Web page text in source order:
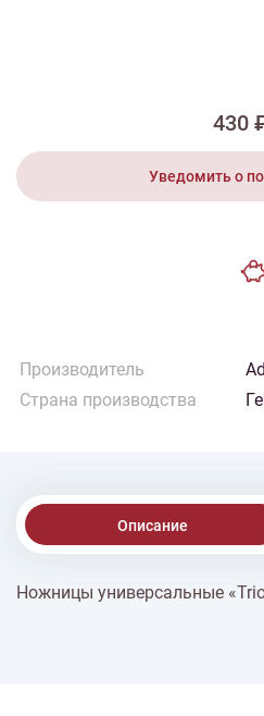
430
Уведомить о
Производитель
Страна производства
Описание
% Скидки
Ножницы универсальные